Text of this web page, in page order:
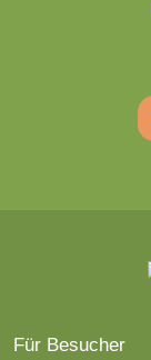
Für Besucher